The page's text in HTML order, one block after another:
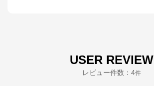
USER REVIEW
レビュー件数： 4件